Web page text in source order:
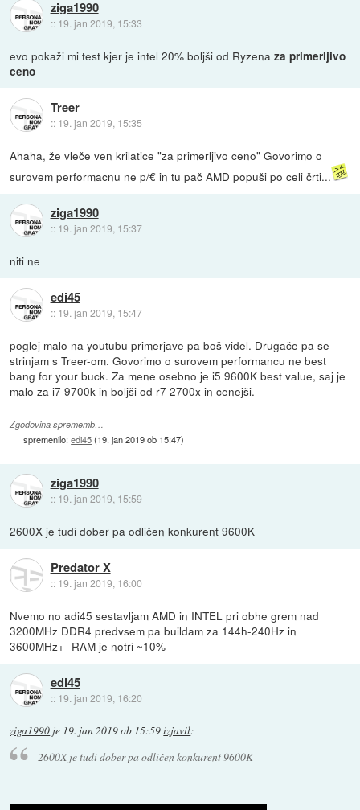
ziga1990
:: 19. jan 2019, 15:33
evo pokaži mi test kjer je intel 20% boljši od Ryzenaza primerljivo
ceno
Treer
:: 19. jan 2019, 15:35
Ahaha, že vleče ven krilatice "za primerljivo ceno" Govorimo o
surovem performacnu ne p/€ in tu pač AMD popuši po celi črti...
ziga1990
:: 19. jan 2019, 15:37
niti ne
edi45
:: 19. jan 2019, 15:47
poglej malo na youtubu primerjave pa boš videl. Drugače pa se
strinjam s Treer-om. Govorimo o surovem performancu ne best
bang for your buck. Za mene osebno je i5 9600K best value, saj je
malo za i7 9700k in boljši od r7 2700x in cenejši.
Zgodovina sprememb…
spremenilo:edi45(19. jan 2019 ob 15:47)
ziga1990
:: 19. jan 2019, 15:59
2600X je tudi dober pa odličen konkurent 9600K
Predator X
:: 19. jan 2019, 16:00
Nvemo no adi45 sestavljam AMD in INTEL pri obhe grem nad
3200MHz DDR4 predvsem pa buildam za 144h-240Hz in
3600MHz+- RAM je notri ~10%
edi45
:: 19. jan 2019, 16:20
ziga1990 je 19. jan 2019 ob 15:59izjavil:
2600X je tudi dober pa odličen konkurent 9600K